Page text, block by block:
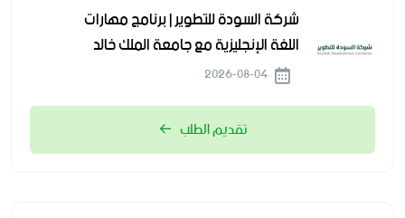
شركة السودة للتطوير | برنامج مهارات
اللغة الإنجليزية مع جامعة الملك خالد
تقديم الطلب